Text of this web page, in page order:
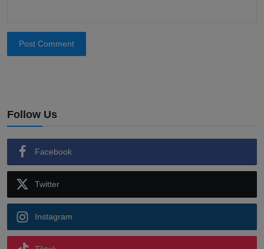
Post Comment
Follow Us
Facebook
Twitter
Instagram